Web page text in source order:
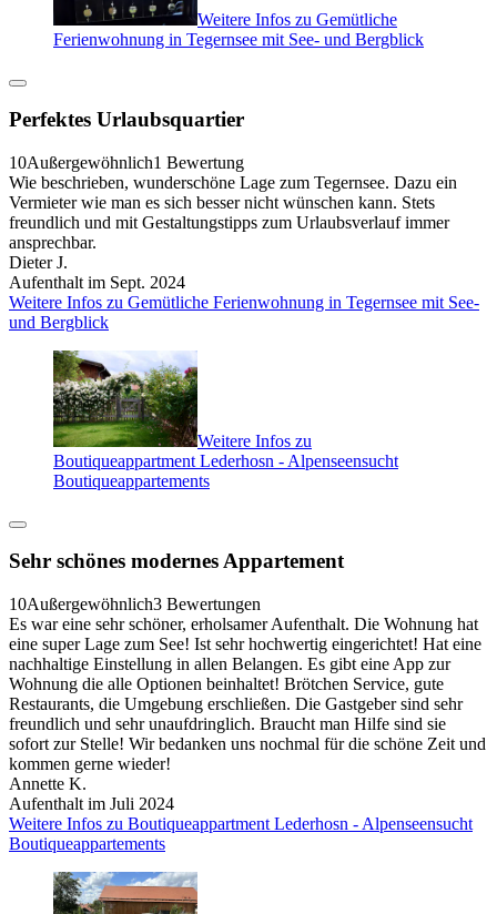
Weitere Infos zu Gemütliche
Ferienwohnung in Tegernsee mit See- und Bergblick
Perfektes Urlaubsquartier
10Außergewöhnlich1 Bewertung
Wie beschrieben, wunderschöne Lage zum Tegernsee. Dazu ein
Vermieter wie man es sich besser nicht wünschen kann. Stets
freundlich und mit Gestaltungstipps zum Urlaubsverlauf immer
ansprechbar.
Dieter J.
Aufenthalt im Sept. 2024
Weitere Infos zu Gemütliche Ferienwohnung in Tegernsee mit See-
und Bergblick
Weitere Infos zu
Boutiqueappartment Lederhosn - Alpenseensucht
Boutiqueappartements
Sehr schönes modernes Appartement
10Außergewöhnlich3 Bewertungen
Es war eine sehr schöner, erholsamer Aufenthalt. Die Wohnung hat
eine super Lage zum See! Ist sehr hochwertig eingerichtet! Hat eine
nachhaltige Einstellung in allen Belangen. Es gibt eine App zur
Wohnung die alle Optionen beinhaltet! Brötchen Service, gute
Restaurants, die Umgebung erschließen. Die Gastgeber sind sehr
freundlich und sehr unaufdringlich. Braucht man Hilfe sind sie
sofort zur Stelle! Wir bedanken uns nochmal für die schöne Zeit und
kommen gerne wieder!
Annette K.
Aufenthalt im Juli 2024
Weitere Infos zu Boutiqueappartment Lederhosn - Alpenseensucht
Boutiqueappartements